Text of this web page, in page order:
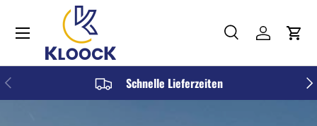
DIREKT ZUM INHALT
Suchen
Art
Suche Einloggen
Menü
VORHERIGE Schnelle Lieferzeiten